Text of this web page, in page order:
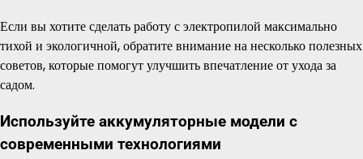
Если вы хотите сделать работу с электропилой максимально
тихой и экологичной, обратите внимание на несколько полезных
советов, которые помогут улучшить впечатление от ухода за
садом.
Используйте аккумуляторные модели с
современными технологиями